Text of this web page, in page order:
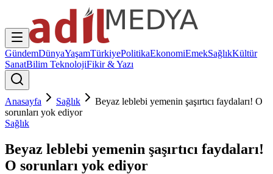
GündemDünyaYaşamTürkiyePolitikaEkonomiEmekSağlıkKültür
SanatBilim TeknolojiFikir & Yazı
Anasayfa Sağlık
Beyaz leblebi yemenin şaşırtıcı faydaları! O
sorunları yok ediyor
Sağlık
Beyaz leblebi yemenin şaşırtıcı faydaları!
O sorunları yok ediyor